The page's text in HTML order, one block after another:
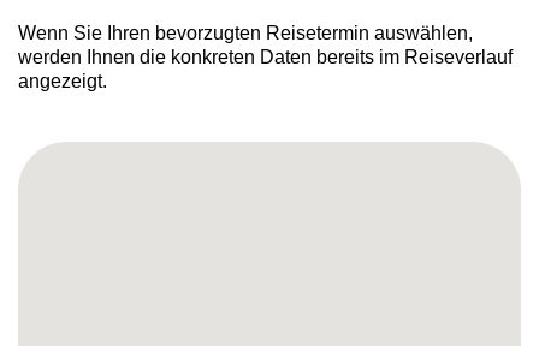
Wenn Sie Ihren bevorzugten Reisetermin auswählen,
werden Ihnen die konkreten Daten bereits im Reiseverlauf
angezeigt.